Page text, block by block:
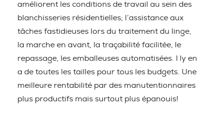
améliorent les conditions de travail au sein des
blanchisseries résidentielles; l’assistance aux
tâches fastidieuses lors du traitement du linge,
la marche en avant, la traçabilité facilitée, le
repassage, les emballeuses automatisées. I ly en
a de toutes les tailles pour tous les budgets. Une
meilleure rentabilité par des manutentionnaires
plus productifs mais surtout plus épanouis!